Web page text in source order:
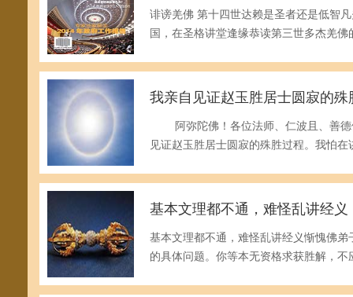
诽谤羌佛 第十四世达赖是圣者还是低
国，在圣格讲堂逢缘恭读第三世多杰羌佛
我亲自见证赵玉胜居士圆寂的殊
阿弥陀佛！各位法师、仁波且、善德
见证赵玉胜居士圆寂的殊胜过程。我怕在
基本文理都不通，难怪乱讲经义
基本文理都不通，难怪乱讲经义惭愧佛
的具体问题。你等本无资格求获胜解，不